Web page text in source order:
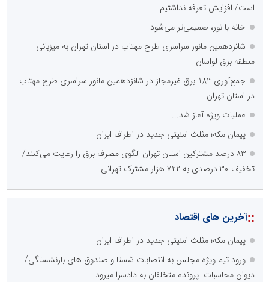
است/ افزایش تعرفه نداشتیم
خانه با نور، صمیمی‌تر می‌شود
شانزدهمین مانور سراسری طرح مهتاب در استان تهران به میزبانی
منطقه برق لواسان
جمع‌آوری 183 برق غیرمجاز در شانزدهمین مانور سراسری طرح مهتاب
در استان تهران
عملیات ویژه آغاز شد...
پیمان مکه؛ مثلث امنیتی جدید در اطراف ایران
۸۳ درصد مشترکین استان تهران الگوی مصرف برق را رعایت می‌کنند/
تخفیف ۳۰ درصدی به ۷۲۲ هزار مشترک تهرانی
::آخرین های اقتصاد
پیمان مکه؛ مثلث امنیتی جدید در اطراف ایران
ورود تیم ویژه مجلس به انتصابات شستا و صندوق های بازنشستگی/
دیوان محاسبات: پرونده متخلفان به دادسرا میرود